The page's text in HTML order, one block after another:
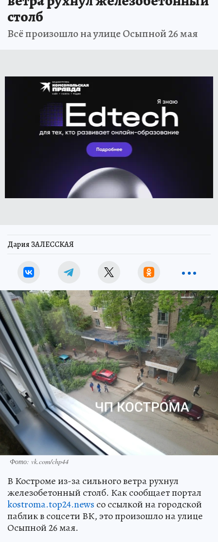
столб
Всё произошло на улице Осыпной 26 мая
Дария ЗАЛЕССКАЯ
Фото: vk.com/chp44
В Костроме из-за сильного ветра рухнул
железобетонный столб. Как сообщает портал
kostroma.top24.news со ссылкой на городской
паблик в соцсети ВК, это произошло на улице
Осыпной 26 мая.